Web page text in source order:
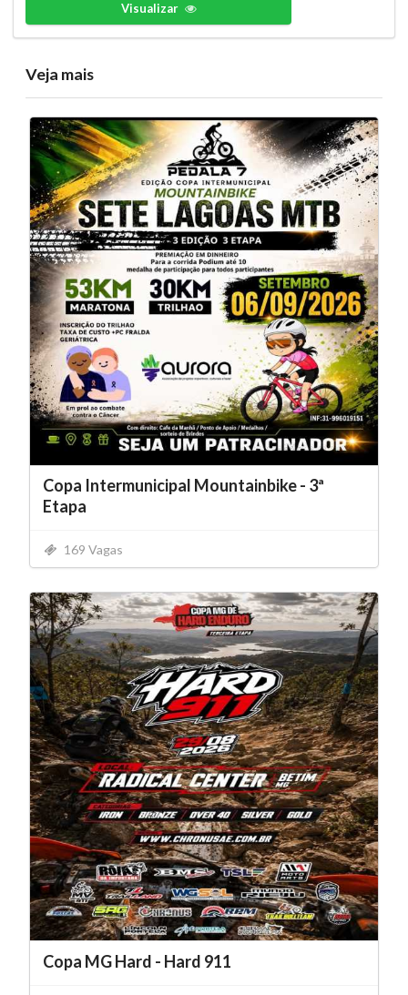
Visualizar
Veja mais
Copa Intermunicipal Mountainbike - 3ª
Etapa
169 Vagas
Copa MG Hard - Hard 911